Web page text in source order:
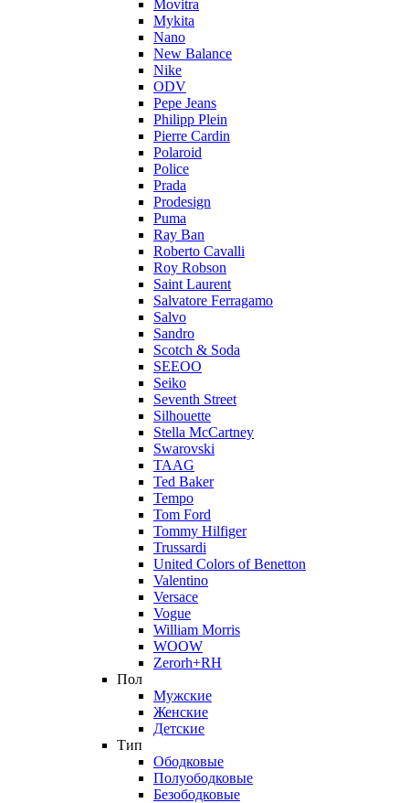
Movitra
Mykita
Nano
New Balance
Nike
ODV
Pepe Jeans
Philipp Plein
Pierre Cardin
Polaroid
Police
Prada
Prodesign
Puma
Ray Ban
Roberto Cavalli
Roy Robson
Saint Laurent
Salvatore Ferragamo
Salvo
Sandro
Scotch & Soda
SEEOO
Seiko
Seventh Street
Silhouette
Stella McCartney
Swarovski
TAAG
Ted Baker
Tempo
Tom Ford
Tommy Hilfiger
Trussardi
United Colors of Benetton
Valentino
Versace
Vogue
William Morris
WOOW
Zerorh+RH
Пол
Мужские
Женские
Детские
Тип
Ободковые
Полуободковые
Безободковые